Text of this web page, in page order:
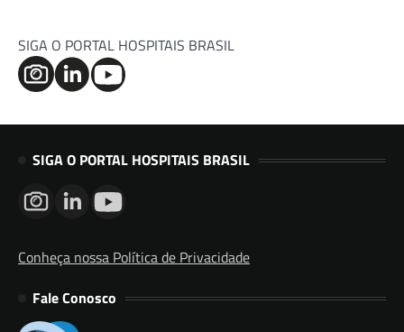
SIGA O PORTAL HOSPITAIS BRASIL
SIGA O PORTAL HOSPITAIS BRASIL
Conheça nossa Política de Privacidade
Fale Conosco